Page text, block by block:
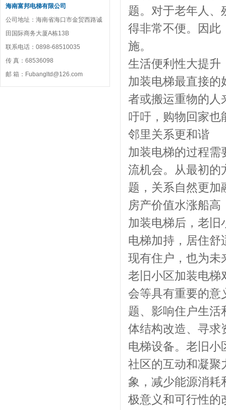
海南富邦电梯有限公司
公司地址：海南省海口市金贸西路诚
田国际商务大厦A栋13B
联系电话：0898-68510035
传 真：68536098
邮 箱：Fubangltd@126.com
题。对于老年人、
得非常不便。因此
施。
生活便利性大提升
加装电梯最直接的
者或搬运重物的人
吁吁，购物回家也
邻里关系更和谐
加装电梯的过程需
流机会。从最初的
题，关系自然更加
房产价值水涨船高
加装电梯后，老旧
电梯加持，居住舒
现有住户，也为未
老旧小区加装电梯
会等具有重要的意
题、影响住户生活
体结构改造、寻求
电梯设备。老旧小
社区的互动和凝聚
象，减少能源消耗
极意义和可行性的